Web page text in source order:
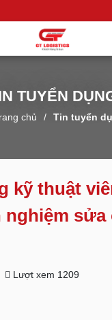
TUYỂN
chủ Tin tuyển
kỹ thuật
nghiệm sửa
Lượt xem 1209